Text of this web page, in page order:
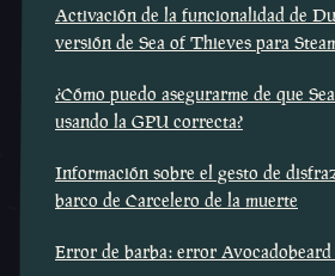
Activación de la funcionalidad de
versión de Sea of Thieves para
¿Cómo puedo asegurarme de que
usando la GPU correcta?
Información sobre el gesto de
barco de Carcelero de la muerte
Error de barba: error